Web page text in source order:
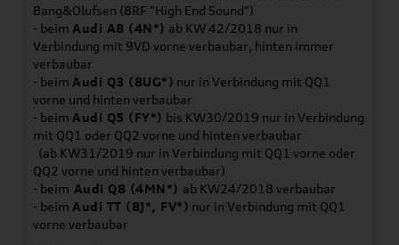
Bang&Olufsen (8RF "High End Sound")
- beim Audi A8 (4N*) ab KW 42/2018 nur in
Verbindung mit 9VD vorne verbaubar, hinten immer
verbaubar
- beim Audi Q3 (8UG*) nur in Verbindung mit QQ1
vorne und hinten verbaubar
- beim Audi Q5 (FY*) bis KW30/2019 nur in Verbindung
mit QQ1 oder QQ2 vorne und hinten verbaubar
(ab KW31/2019 nur in Verbindung mit QQ1 vorne oder
QQ2 vorne und hinten verbaubar)
- beim Audi Q8 (4MN*) ab KW24/2018 verbaubar
- beim Audi TT (8J*, FV*) nur in Verbindung mit QQ1
vorne verbaubar